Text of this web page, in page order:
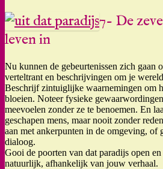
7- De
leven in
Nu kunnen de gebeurtenissen zich gaan
verteltrant en beschrijvingen om je
Beschrijf zintuiglijke waarnemingen om
bloeien. Noteer fysieke
meevoelen zonder ze te benoemen. En
geschapen mens, maar nooit zonder
aan met ankerpunten in de omgeving, of
dialoog.
Gooi de poorten van dat paradijs open
natuurlijk, afhankelijk van jouw verhaal.